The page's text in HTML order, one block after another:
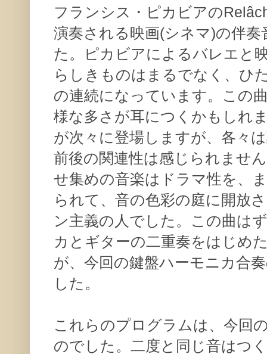
フランシス・ピカビアの
演奏される映画(シネマ)の伴
た。ピカビアによるバレエと
らしきものはまるでなく、ひ
の連続になっています。この
様な多さが耳につくかもしれ
が次々に登場しますが、各々
前後の関連性は感じられませ
せ集めの音楽はドラマ性を、
られて、音の色彩の庭に開放
ン主義の人でした。この曲は
カとギターの二重奏をはじめ
が、今回の鍵盤ハーモニカ合
した。
これらのプログラムは、今回
のでした。二度と同じ音はつ